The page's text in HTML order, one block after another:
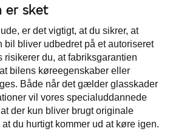
er sket
er det vigtigt, at du sikrer, at
bil bliver udbedret på et autoriseret
du, at fabriksgarantien
bilens køreegenskaber eller
Både når det gælder glasskader
vil vores specialuddannede
der kun bliver brugt originale
du hurtigt kommer ud at køre igen.